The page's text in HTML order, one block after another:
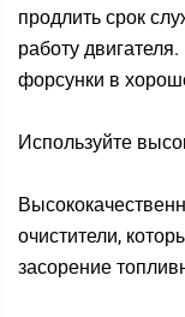
продлить срок
работу
форсунки в
Используйте
очистители,
засорение